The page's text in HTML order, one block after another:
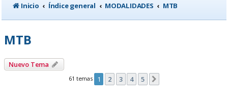
Inicio
Índice general MODALIDADES MTB
MTB
Nuevo Tema
61 temas 1 2 3 4 5